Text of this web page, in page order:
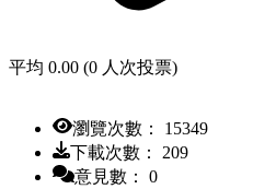
平均 0.00 (0 人次投票)
瀏覽次數： 15349
下載次數： 209
意見數： 0